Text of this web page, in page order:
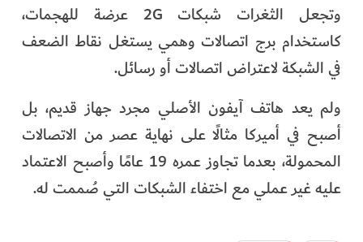
وتجعل الثغرات شبكات 2G عرضة للهجمات،
كاستخدام برج اتصالات وهمي يستغل نقاط الضعف
في الشبكة لاعتراض اتصالات أو رسائل.
ولم يعد هاتف آيفون الأصلي مجرد جهاز قديم، بل
أصبح في أميركا مثالًا على نهاية عصر من الاتصالات
المحمولة، بعدما تجاوز عمره 19 عامًا وأصبح الاعتماد
عليه غير عملي مع اختفاء الشبكات التي صُممت له.